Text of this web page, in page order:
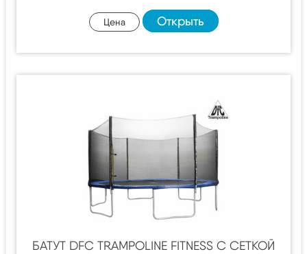
Цена Открыть
БАТУТ DFC TRAMPOLINE FITNESS С СЕТКОЙ